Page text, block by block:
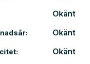
Okänt
Okänt
Okänt